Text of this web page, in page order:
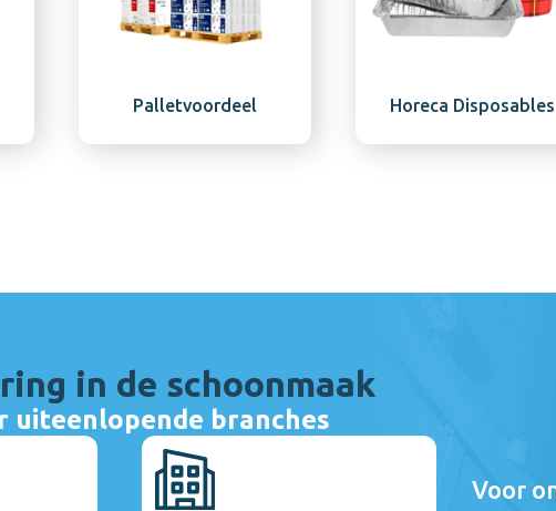
Palletvoordeel Horeca Disposables
in de schoonmaak
uiteenlopende branches
Voor